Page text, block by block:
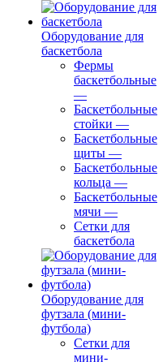
Оборудование для
баскетбола
Фермы
баскетбольные
—
Баскетбольные
стойки —
Баскетбольные
щиты —
Баскетбольные
кольца —
Баскетбольные
мячи —
Сетки для
баскетбола
Оборудование для
футзала (мини-
футбола)
Сетки для
мини-